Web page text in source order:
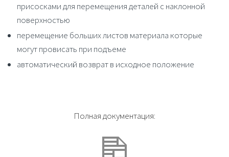
присосками для перемещения деталей с наклонной
поверхностью
перемещение больших листов материала которые
могут провисать при подъеме
автоматический возврат в исходное положение
Полная документация: